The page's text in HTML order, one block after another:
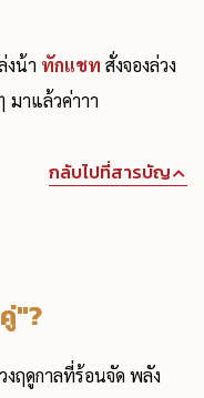
งน้า ทักแชท สั่งจองล่วง
มาแล้วค่าาา
กลับไปที่สารบัญ
"?
ฤดูกาลที่ร้อนจัด พลัง